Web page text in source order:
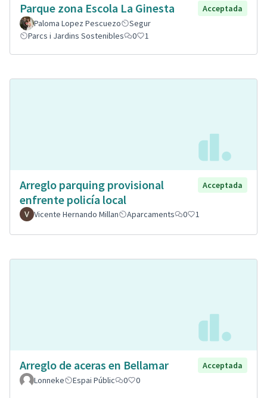
Parque zona Escola La Ginesta
Acceptada
Paloma Lopez Pescuezo
Segur
Parcs i Jardins Sostenibles
0 1
Arreglo parquing provisional
enfrente policía local
Acceptada
Vicente Hernando Millan Aparcaments 0 1
Arreglo de aceras en Bellamar
Acceptada
Lonneke
Espai Públic 0 0